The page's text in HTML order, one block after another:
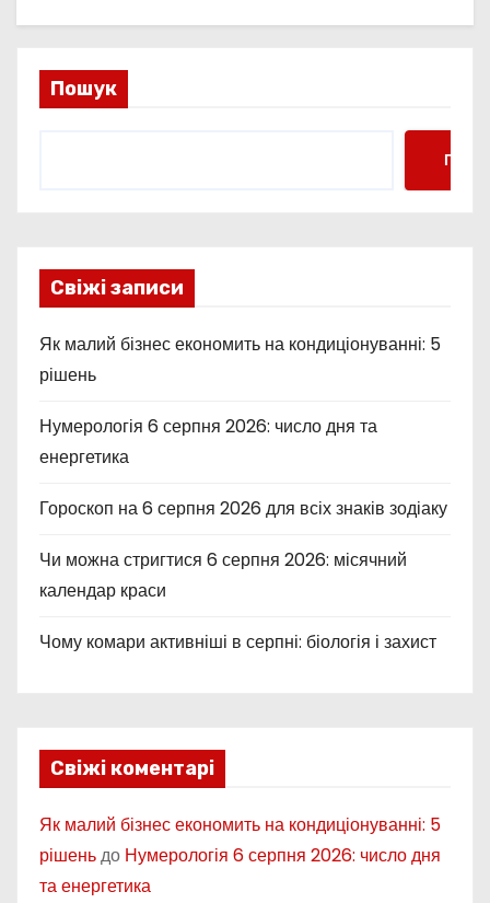
Пошук
Свіжі записи
Як малий бізнес економить на кондиціонуванні: 5
рішень
Нумерологія 6 серпня 2026: число дня та
енергетика
Гороскоп на 6 серпня 2026 для всіх знаків зодіаку
Чи можна стригтися 6 серпня 2026: місячний
календар краси
Чому комари активніші в серпні: біологія і захист
Свіжі коментарі
Як малий бізнес економить на кондиціонуванні: 5
рішеньдо Нумерологія 6 серпня 2026: число дня
та енергетика